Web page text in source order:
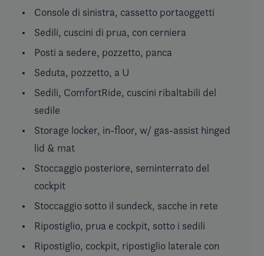
Console di sinistra, cassetto portaoggetti
Sedili, cuscini di prua, con cerniera
Posti a sedere, pozzetto, panca
Seduta, pozzetto, a U
Sedili, ComfortRide, cuscini ribaltabili del
sedile
Storage locker, in-floor, w/ gas-assist hinged
lid & mat
Stoccaggio posteriore, seminterrato del
cockpit
Stoccaggio sotto il sundeck, sacche in rete
Ripostiglio, prua e cockpit, sotto i sedili
Ripostiglio, cockpit, ripostiglio laterale con